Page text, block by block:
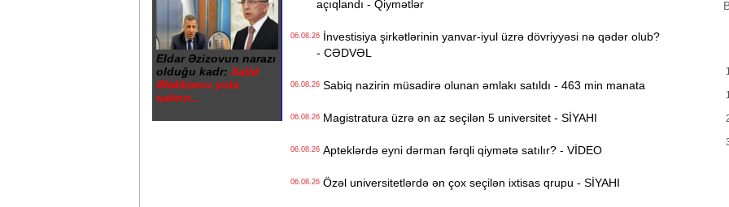
Eldar Əzizovun narazı
olduğu kadr: Xalid
Ələkbərov yola
salınır...
açıqlandı - Qiymətlər
06.08.26İnvestisiya şirkətlərinin yanvar-iyul üzrə dövriyyəsi nə qədər olub?
- CƏDVƏL
06.08.26Sabiq nazirin müsadirə olunan əmlakı satıldı - 463 min manata
06.08.26Magistratura üzrə ən az seçilən 5 universitet - SİYAHI
06.08.26Apteklərdə eyni dərman fərqli qiymətə satılır? - VİDEO
06.08.26Özəl universitetlərdə ən çox seçilən ixtisas qrupu - SİYAHI